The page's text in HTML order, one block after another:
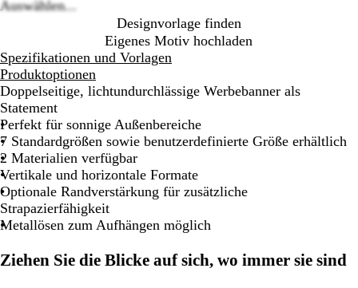
Auswählen...
Designvorlage finden
Eigenes Motiv hochladen
Spezifikationen und Vorlagen
Produktoptionen
Doppelseitige, lichtundurchlässige Werbebanner als
Statement
Perfekt für sonnige Außenbereiche
7 Standardgrößen sowie benutzerdefinierte Größe erhältlich
2 Materialien verfügbar
Vertikale und horizontale Formate
Optionale Randverstärkung für zusätzliche
Strapazierfähigkeit
Metallösen zum Aufhängen möglich
Ziehen Sie die Blicke auf sich, wo immer sie sind